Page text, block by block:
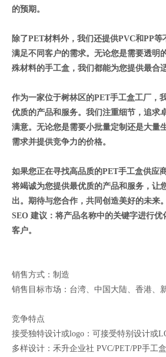
的预期。
除了PET材料外，我们还提供PVC和PP等
满足不同客户的需求。无论您是需要透明
殊材料的手工盒，我们都能为您提供最合
作为一家位于树林区的PET手工盒工厂，
优质的产品和服务。我们注重细节，追求
满意。无论您是需要小批量定制还是大量
需求并提供竞争力的价格。
如果您正在寻找高品质的PET手工盒供应
将竭诚为您提供最优质的产品和服务，让
出。期待与您合作，共同创造美好的未来。
SEO 建议：将产品名称中的关键字进行优
客户。
销售方式：制造
销售目标市场：台湾、中国大陆、香港、
竞争特点
接受独特设计或logo：可接受特别设计或
多样设计：禾升企业社 PVC/PET/PP手工